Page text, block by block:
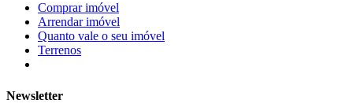
Comprar imóvel
Arrendar imóvel
Quanto vale o seu imóvel
Terrenos
Newsletter